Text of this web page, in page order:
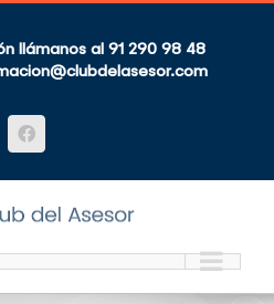
llámanos al 91 290 98 48
Facebook